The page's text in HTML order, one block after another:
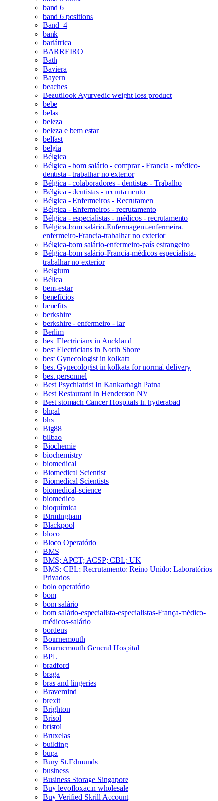
band 6
band 6 positions
Band_4
bank
bariátrica
BARREIRO
Bath
Baviera
Bayern
beaches
Beautilook Ayurvedic weight loss product
bebe
belas
beleza
beleza e bem estar
belfast
belgia
Bélgica
Bélgica - bom salário - comprar - Francia - médico-
dentista - trabalhar no exterior
Bélgica - colaboradores - dentistas - Trabalho
Bélgica - dentistas - recrutamento
Bélgica - Enfermeiros - Recrutamen
Bélgica - Enfermeiros - recrutamento
Bélgica - especialistas - médicos - recrutamento
Bélgica-bom salário-Enfermagem-enfermeira-
enfermeiro-Francia-trabalhar no exterior
Bélgica-bom salário-enfermeiro-país estrangeiro
Bélgica-bom salário-Francia-médicos especialista-
trabalhar no exterior
Belgium
Bélica
bem-estar
benefícios
benefits
berkshire
berkshire - enfermeiro - lar
Berlim
best Electricians in Auckland
best Electricians in North Shore
best Gynecologist in kolkata
best Gynecologist in kolkata for normal delivery
best personnel
Best Psychiatrist In Kankarbagh Patna
Best Restaurant In Henderson NV
Best stomach Cancer Hospitals in hyderabad
bhpal
bhs
Big88
bilbao
Biochemie
biochemistry
biomedical
Biomedical Scientist
Biomedical Scientists
biomedical-science
biomédico
bioquímica
Birmingham
Blackpool
bloco
Bloco Operatório
BMS
BMS; APCT; ACSP; CBL; UK
BMS; CBL; Recrutamento; Reino Unido; Laboratórios
Privados
bolo operatório
bom
bom salário
bom salário-especialista-especialistas-França-médico-
médicos-salário
bordeus
Bournemouth
Bournemouth General Hospital
BPL
bradford
braga
bras and lingeries
Bravemind
brexit
Brighton
Brisol
bristol
Bruxelas
building
bupa
Bury St.Edmunds
business
Business Storage Singapore
Buy levofloxacin wholesale
Buy Verified Skrill Account